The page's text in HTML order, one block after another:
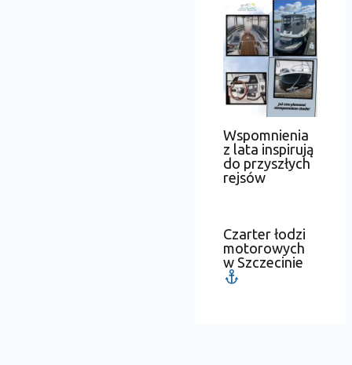
Wspomnienia
z lata inspirują
do przyszłych
rejsów
Czarter łodzi
motorowych
w Szczecinie